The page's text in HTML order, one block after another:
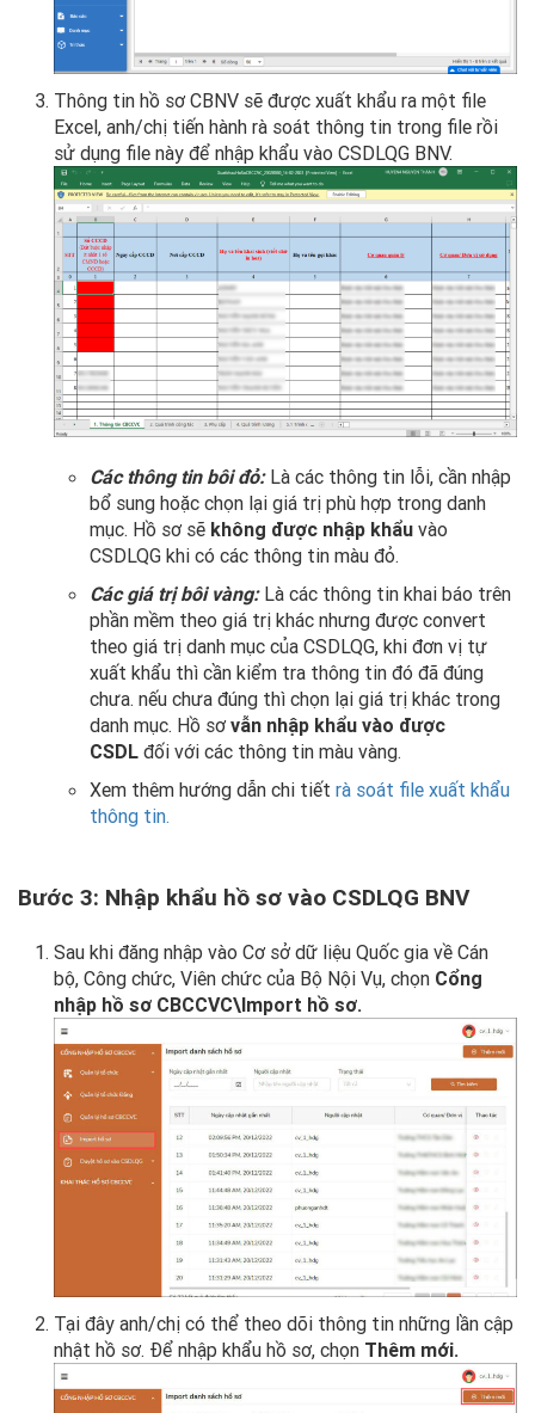
Thông tin hồ sơ CBNV sẽ được xuất khẩu ra một file
Excel, anh/chị tiến hành rà soát thông tin trong file rồi
sử dụng file này để nhập khẩu vào CSDLQG BNV.
Các thông tin bôi đỏ:Là các thông tin lỗi, cần nhập
bổ sung hoặc chọn lại giá trị phù hợp trong danh
mục. Hồ sơ sẽ không được nhập khẩu vào
CSDLQG khi có các thông tin màu đỏ.
Các giá trị bôi vàng: Là các thông tin khai báo trên
phần mềm theo giá trị khác nhưng được convert
theo giá trị danh mục của CSDLQG, khi đơn vị tự
xuất khẩu thì cần kiểm tra thông tin đó đã đúng
chưa. nếu chưa đúng thì chọn lại giá trị khác trong
danh mục. Hồ sơvẫn nhập khẩu vào được
CSDL đối với các thông tin màu vàng.
Xem thêm hướng dẫn chi tiết rà soát file xuất khẩu
thông tin.
Bước 3: Nhập khẩu hồ sơ vào CSDLQG BNV
Sau khi đăng nhập vào Cơ sở dữ liệu Quốc gia về Cán
bộ, Công chức, Viên chức của Bộ Nội Vụ, chọn Cổng
nhập hồ sơ CBCCVC\Import hồ sơ.
Tại đây anh/chị có thể theo dõi thông tin những lần cập
nhật hồ sơ. Để nhập khẩu hồ sơ, chọn Thêm mới.